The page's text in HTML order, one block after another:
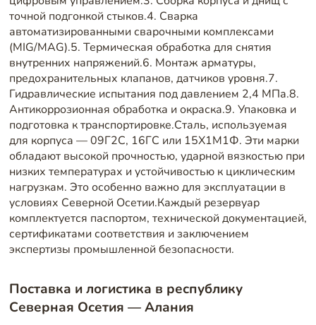
точной подгонкой стыков.4. Сварка
автоматизированными сварочными комплексами
(MIG/MAG).5. Термическая обработка для снятия
внутренних напряжений.6. Монтаж арматуры,
предохранительных клапанов, датчиков уровня.7.
Гидравлические испытания под давлением 2,4 МПа.8.
Антикоррозионная обработка и окраска.9. Упаковка и
подготовка к транспортировке.Сталь, используемая
для корпуса — 09Г2С, 16ГС или 15Х1М1Ф. Эти марки
обладают высокой прочностью, ударной вязкостью при
низких температурах и устойчивостью к циклическим
нагрузкам. Это особенно важно для эксплуатации в
условиях Северной Осетии.Каждый резервуар
комплектуется паспортом, технической документацией,
сертификатами соответствия и заключением
экспертизы промышленной безопасности.
Поставка и логистика в республику
Северная Осетия — Алания